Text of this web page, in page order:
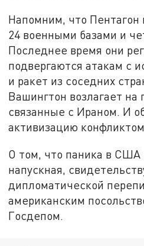
Напомним, что Пентагон
24 военными базами и
Последнее время они
подвергаются атакам с
и ракет из соседних
Вашингтон возлагает на
связанные с Ираном. И
активизацию
О том, что паника в США
напускная,
дипломатической
американским
Госдепом.